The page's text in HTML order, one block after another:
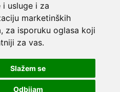
usluge i za
marketinških
, za isporuku oglasa koji
za vas.
Slažem se
Odbijam